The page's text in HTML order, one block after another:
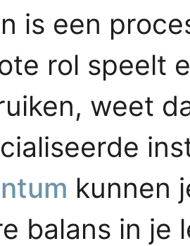
is een
rol speelt
weet
kunnen
balans in je